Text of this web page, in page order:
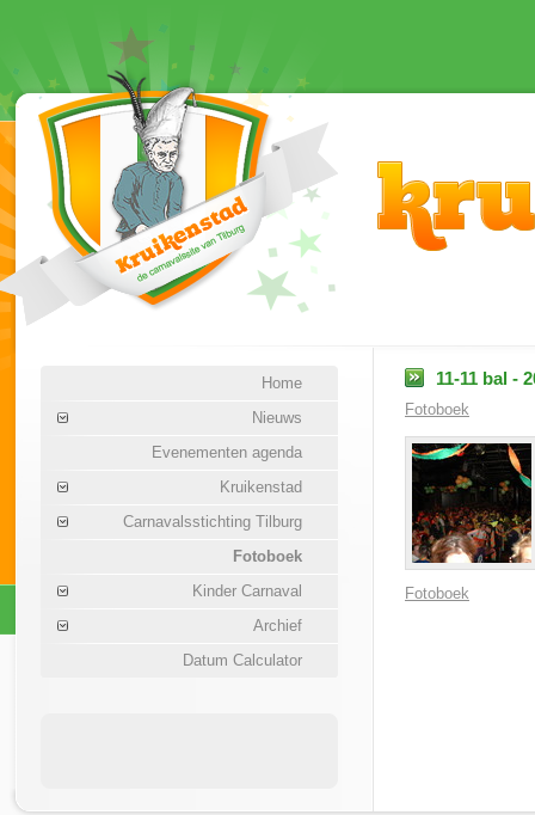
Home
Nieuws
Evenementen agenda
Kruikenstad
Carnavalsstichting Tilburg
Fotoboek
Kinder Carnaval
Archief
Datum Calculator
11-11 bal -
Fotoboek
Fotoboek